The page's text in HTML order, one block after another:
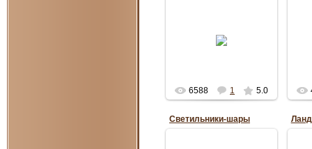
6588 1 5.0
Светильники-шары